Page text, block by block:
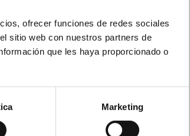
ofrecer funciones de redes sociales
sitio web con nuestros partners de
que les haya proporcionado o
Marketing
la